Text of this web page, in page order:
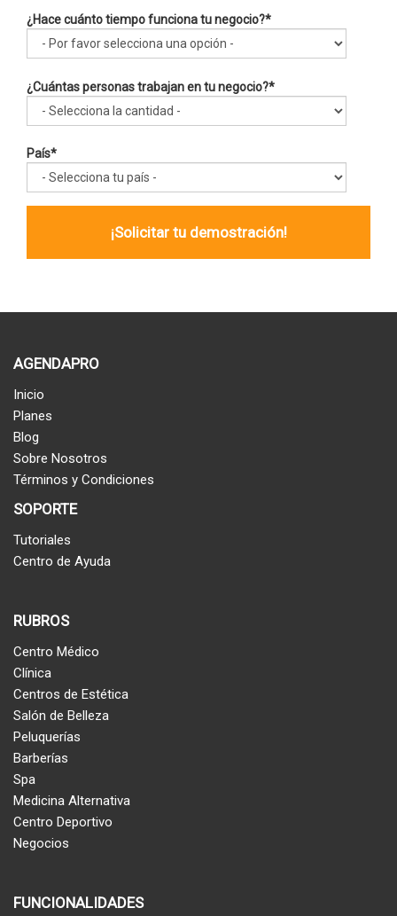
¿Hace cuánto tiempo funciona tu negocio?*
¿Cuántas personas trabajan en tu negocio?*
País*
AGENDAPRO
Inicio
Planes
Blog
Sobre Nosotros
Términos y Condiciones
SOPORTE
Tutoriales
Centro de Ayuda
RUBROS
Centro Médico
Clínica
Centros de Estética
Salón de Belleza
Peluquerías
Barberías
Spa
Medicina Alternativa
Centro Deportivo
Negocios
FUNCIONALIDADES